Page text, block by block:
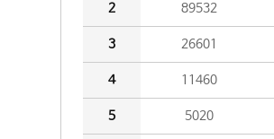
2 89532
3 26601
4 11460
5 5020